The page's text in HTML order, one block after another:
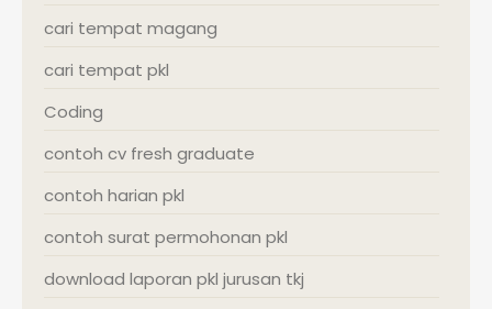
cari tempat magang
cari tempat pkl
Coding
contoh cv fresh graduate
contoh harian pkl
contoh surat permohonan pkl
download laporan pkl jurusan tkj